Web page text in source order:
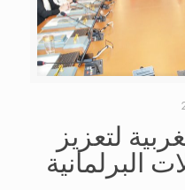
لتعزيز
البرلمانية